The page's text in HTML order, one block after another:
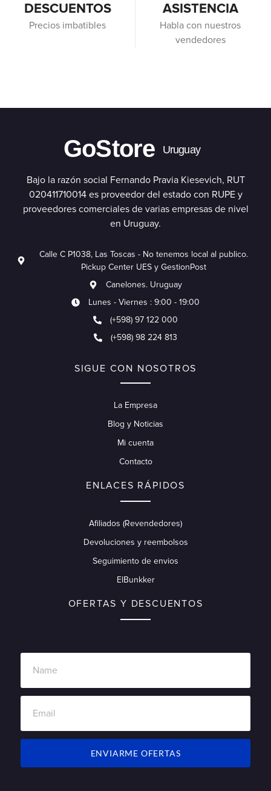
DESCUENTOS
Precios imbatibles
ASISTENCIA
Habla con nuestros
vendedores
GoStore Uruguay
Bajo la razón social Fernando Pravia Kiesevich, RUT
020411710014 es proveedor del estado con RUPE y
proveedores comerciales de varias empresas de nivel
en Uruguay.
Calle C P1038, Las Toscas - No tenemos local al publico.
Pickup Center UES y GestionPost
Canelones. Uruguay
Lunes - Viernes : 9:00 - 19:00
(+598) 97 122 000
(+598) 98 224 813
SIGUE CON NOSOTROS
La Empresa
Blog y Noticias
Mi cuenta
Contacto
ENLACES RÁPIDOS
Afiliados (Revendedores)
Devoluciones y reembolsos
Seguimiento de envios
ElBunkker
OFERTAS Y DESCUENTOS
ENVIARME OFERTAS